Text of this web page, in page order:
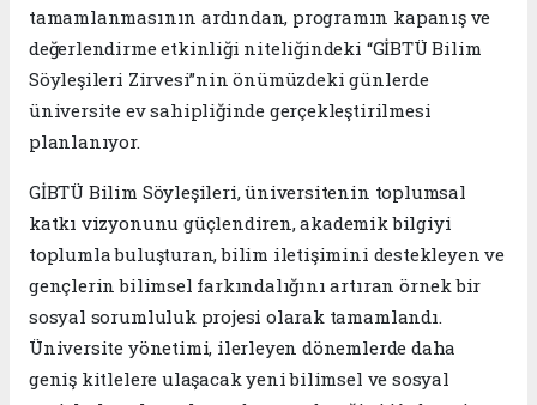
tamamlanmasının ardından, programın kapanış ve
değerlendirme etkinliği niteliğindeki “GİBTÜ Bilim
Söyleşileri Zirvesi”nin önümüzdeki günlerde
üniversite ev sahipliğinde gerçekleştirilmesi
planlanıyor.
GİBTÜ Bilim Söyleşileri, üniversitenin toplumsal
katkı vizyonunu güçlendiren, akademik bilgiyi
toplumla buluşturan, bilim iletişimini destekleyen ve
gençlerin bilimsel farkındalığını artıran örnek bir
sosyal sorumluluk projesi olarak tamamlandı.
Üniversite yönetimi, ilerleyen dönemlerde daha
geniş kitlelere ulaşacak yeni bilimsel ve sosyal